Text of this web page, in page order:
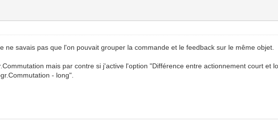
ne savais pas que l'on pouvait grouper la commande et le feedback sur le même objet.
mais par contre si j'active l'option "Différence entre actionnement court et
- long".